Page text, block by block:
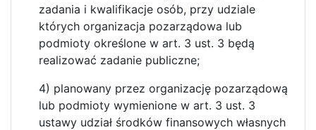
zadania i kwalifikacje osób, przy udziale
których organizacja pozarządowa lub
podmioty określone w art. 3 ust. 3 będą
realizować zadanie publiczne;
4) planowany przez organizację pozarządową
lub podmioty wymienione w art. 3 ust. 3
ustawy udział środków finansowych własnych